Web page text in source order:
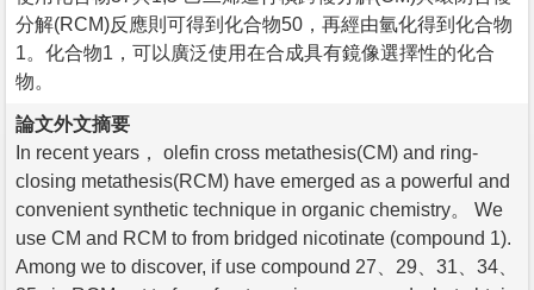
分解(RCM)反應則可得到化合物50，再經由氫化得到化合物
1。化合物1，可以廣泛使用在合成具有鏡像選擇性的化合
物。
論文外文摘要
In recent years， olefin cross metathesis(CM) and ring-
closing metathesis(RCM) have emerged as a powerful and
convenient synthetic technique in organic chemistry。 We
use CM and RCM to from bridged nicotinate (compound 1).
Among we to discover, if use compound 27、29、31、34、